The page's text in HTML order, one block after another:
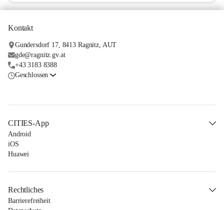
Kontakt
Gundersdorf 17, 8413 Ragnitz, AUT
gde@ragnitz.gv.at
+43 3183 8388
Geschlossen
CITIES-App
Android
iOS
Huawei
Rechtliches
Barrierefreiheit